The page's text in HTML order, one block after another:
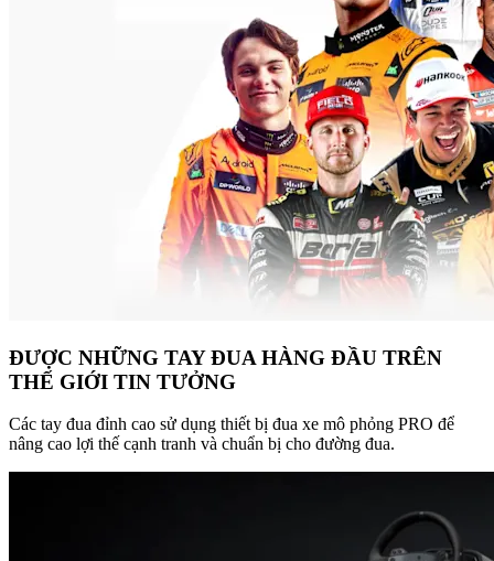
ĐƯỢC NHỮNG TAY ĐUA HÀNG ĐẦU TRÊN
THẾ GIỚI TIN TƯỞNG
Các tay đua đỉnh cao sử dụng thiết bị đua xe mô phỏng PRO để
nâng cao lợi thế cạnh tranh và chuẩn bị cho đường đua.